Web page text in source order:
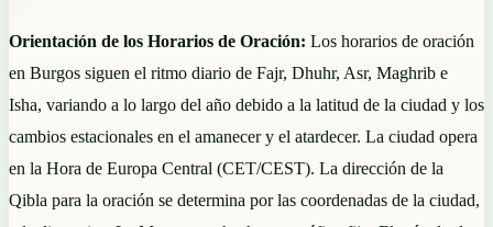
Orientación de los Horarios de Oración: Los horarios de oración
en Burgos siguen el ritmo diario de Fajr, Dhuhr, Asr, Maghrib e
Isha, variando a lo largo del año debido a la latitud de la ciudad y los
cambios estacionales en el amanecer y el atardecer. La ciudad opera
en la Hora de Europa Central (CET/CEST). La dirección de la
Qibla para la oración se determina por las coordenadas de la ciudad,